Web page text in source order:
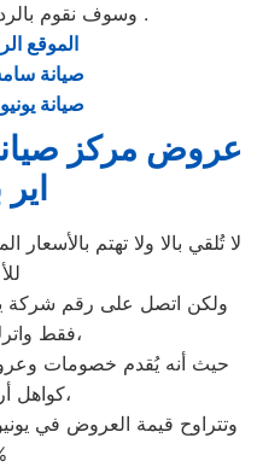
وسوف نقوم بالرد عليك على مدار اليوم .
الموقع
صيانة
صيانة
عروض مركز
لا تُلقي بالا ولا تهتم
ولكن اتصل على رقم شركة
فقط واترك الباقي عليه،
حيث أنه يُقدم خصومات
كواهل أرباب المنازل،